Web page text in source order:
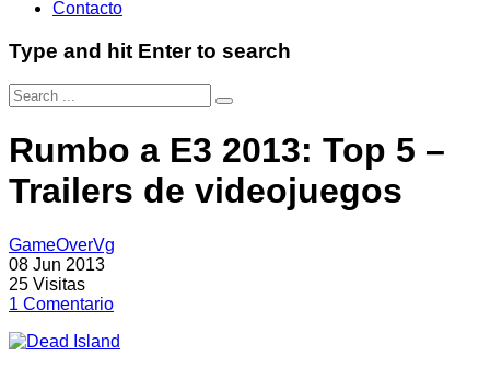
Contacto
Type and hit Enter to search
Rumbo a E3 2013: Top 5 –
Trailers de videojuegos
GameOverVg
08 Jun 2013
25 Visitas
1 Comentario